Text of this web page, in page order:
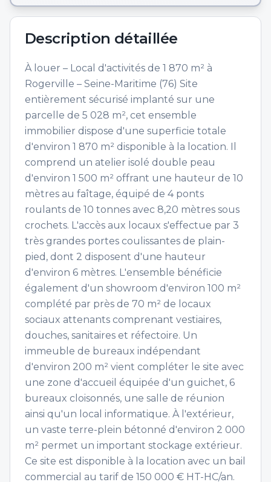
Description détaillée
À louer – Local d'activités de 1 870 m² à
Rogerville – Seine-Maritime (76) Site
entièrement sécurisé implanté sur une
parcelle de 5 028 m², cet ensemble
immobilier dispose d'une superficie totale
d'environ 1 870 m² disponible à la location. Il
comprend un atelier isolé double peau
d'environ 1 500 m² offrant une hauteur de 10
mètres au faîtage, équipé de 4 ponts
roulants de 10 tonnes avec 8,20 mètres sous
crochets. L'accès aux locaux s'effectue par 3
très grandes portes coulissantes de plain-
pied, dont 2 disposent d'une hauteur
d'environ 6 mètres. L'ensemble bénéficie
également d'un showroom d'environ 100 m²
complété par près de 70 m² de locaux
sociaux attenants comprenant vestiaires,
douches, sanitaires et réfectoire. Un
immeuble de bureaux indépendant
d'environ 200 m² vient compléter le site avec
une zone d'accueil équipée d'un guichet, 6
bureaux cloisonnés, une salle de réunion
ainsi qu'un local informatique. À l'extérieur,
un vaste terre-plein bétonné d'environ 2 000
m² permet un important stockage extérieur.
Ce site est disponible à la location avec un bail
commercial au tarif de 150 000 € HT-HC/an.